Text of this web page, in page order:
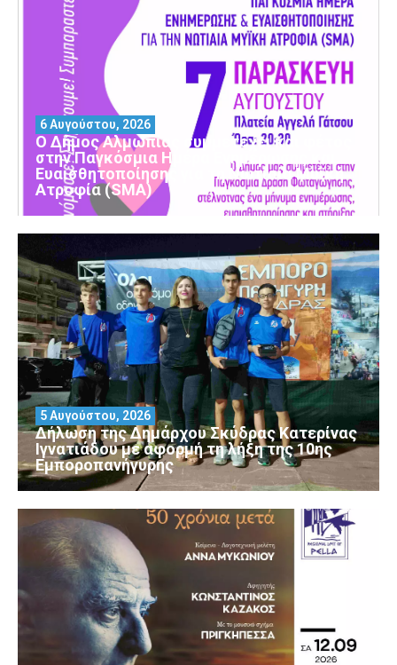
Ο Δήμος Αλμωπίας συμμετέχει και φέτος
στην Παγκόσμια Ημέρα Ενημέρωσης και
Ευαισθητοποίησης για τη Νωτιαία Μυϊκή
Ατροφία (SMA)
6 Αυγούστου, 2026
Δήλωση της Δημάρχου Σκύδρας Κατερίνας
Ιγνατιάδου με αφορμή τη λήξη της 10ης
Εμποροπανήγυρης
5 Αυγούστου, 2026